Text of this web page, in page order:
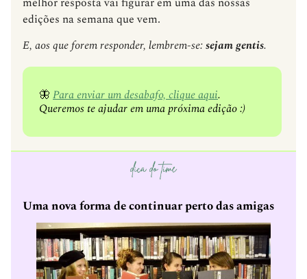
edições na semana que vem.
E, aos que forem responder, lembrem-se:sejam gentis.
🦋 Para enviar um desabafo, clique aqui.
Queremos te ajudar em uma próxima edição :)
Uma nova forma de continuar perto das amigas